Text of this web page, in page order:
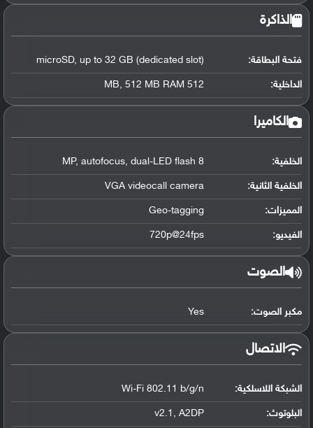
الذاكرة
فتحة البطاقة: microSD, up to 32 GB (dedicated slot)
الداخلية: 512 MB, 512 MB RAM
الكاميرا
الخلفية: 8 MP, autofocus, dual-LED flash
الخلفية الثانية: VGA videocall camera
المميزات: Geo-tagging
الفيديو: 720p@24fps
الصوت
مكبر الصوت: Yes
الاتصال
الشبكة اللاسلكية: Wi-Fi 802.11 b/g/n
البلوتوث:
v2.1, A2DP